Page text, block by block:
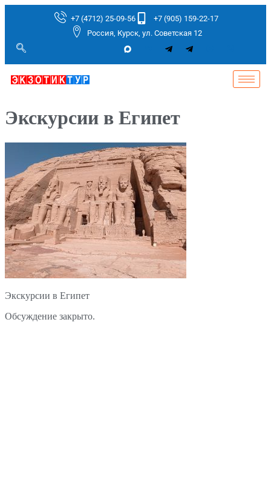
+7 (4712) 25-09-56
+7 (905) 159-22-17
Россия, Курск, ул. Советская 12
Экскурсии в Египет
Экскурсии в Египет
Обсуждение закрыто.